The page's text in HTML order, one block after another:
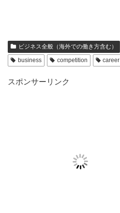
ビジネス全般（海外での働き方含む）
business
competition career
スポンサーリンク